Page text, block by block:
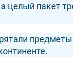
целый пакет
предметы